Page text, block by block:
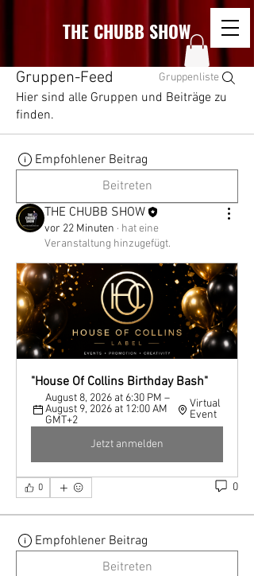
THE CHUBB SHOW
Gruppen-Feed Gruppenliste
Hier sind alle Gruppen und Beiträge zu
finden.
Empfohlener Beitrag
Beitreten
THE CHUBB SHOW
vor 22 Minuten · hat eine
Veranstaltung hinzugefügt.
"House Of Collins Birthday Bash"
August 8, 2026 at 6:30 PM –
August 9, 2026 at 12:00 AM
GMT+2
Virtual
Event
Jetzt anmelden
0 0
Empfohlener Beitrag
Beitreten